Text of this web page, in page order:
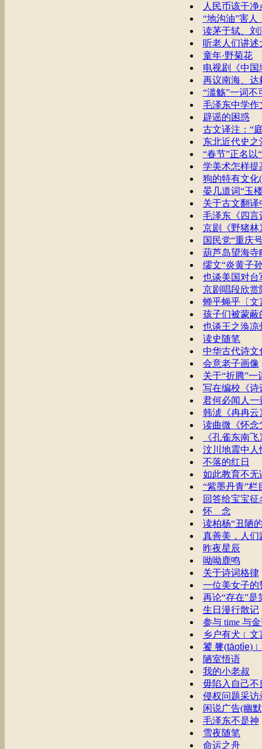
人民币该干净
“地沟油”害人
读茅于轼、刘
听老人们讲述
童年·野菊花
电视剧《中
再议南海、达
“滥觞”一词不
毛泽东中学作
辟谣的困惑
古文译注：“
东北近代史
“春节”正名以
学美术怎样提
狗的特有文化
晏几道词“玉
关于古文翻译
毛泽东《四言
京剧《野猪林
国民党“重庆
葫芦岛望海寺
缪文“炎黄子
也谈美国对台
京剧唱段欣赏
蝉乎蝇乎〔文
孩子们被蒙蔽
也谈王之涣凉
读史随笔
中华古代诗文
会意老子画像
关于“折腾”一
写在编校《诗
君何必闻人一
韩淲《冉冉云
读曲微《怀念
《孔雀东南
汶川地震中人
不落的红日
如此教育不无
“紫墨丹青”栏
回答给宝宝征
怀 念
读柏杨“丑陋
真善美，人们
昨夜星辰
呦呦鹿鸣
关于诗词格律
一位美女子的
再论“存在”是
生日漫行散记
参与 time 与
乡户有犬﹝文
饕 餮(tāotìe
陋室悟语
我的小老叔
毋陷入自己不
侵权问题采访
闲说广告(幽
毛泽东不是神
雪夜随笔
命运之舟